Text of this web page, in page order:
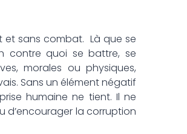
et sans combat. Là que se
contre quoi se battre, se
morales ou physiques,
Sans un élément négatif
humaine ne tient. Il ne
d’encourager la corruption